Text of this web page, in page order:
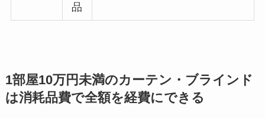
品
1部屋10万円未満のカーテン・ブラインド
は消耗品費で全額を経費にできる